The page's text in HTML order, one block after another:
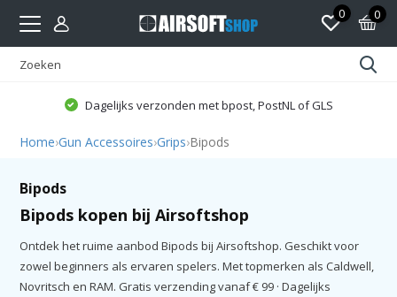
0 0
Dagelijks verzonden met bpost, PostNL of GLS
Home›Gun Accessoires›Grips›Bipods
Bipods
Bipods kopen bij Airsoftshop
Ontdek het ruime aanbod Bipods bij Airsoftshop. Geschikt voor
zowel beginners als ervaren spelers. Met topmerken als Caldwell,
Novritsch en RAM. Gratis verzending vanaf € 99 · Dagelijks